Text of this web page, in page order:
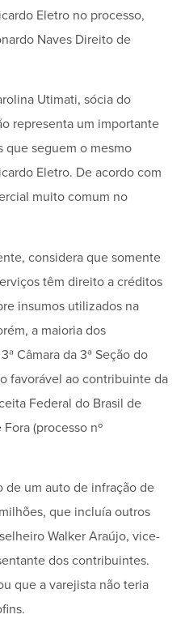
Eletro no processo,
Naves Direito de
Utimati, sócia do
representa um importante
que seguem o mesmo
Eletro. De acordo com
muito comum no
considera que somente
têm direito a créditos
insumos utilizados na
a maioria dos
Câmara da 3ª Seção do
favorável ao contribuinte da
Federal do Brasil de
(processo nº
de um auto de infração de
que incluía outros
Walker Araújo, vice-
dos contribuintes.
que a varejista não teria